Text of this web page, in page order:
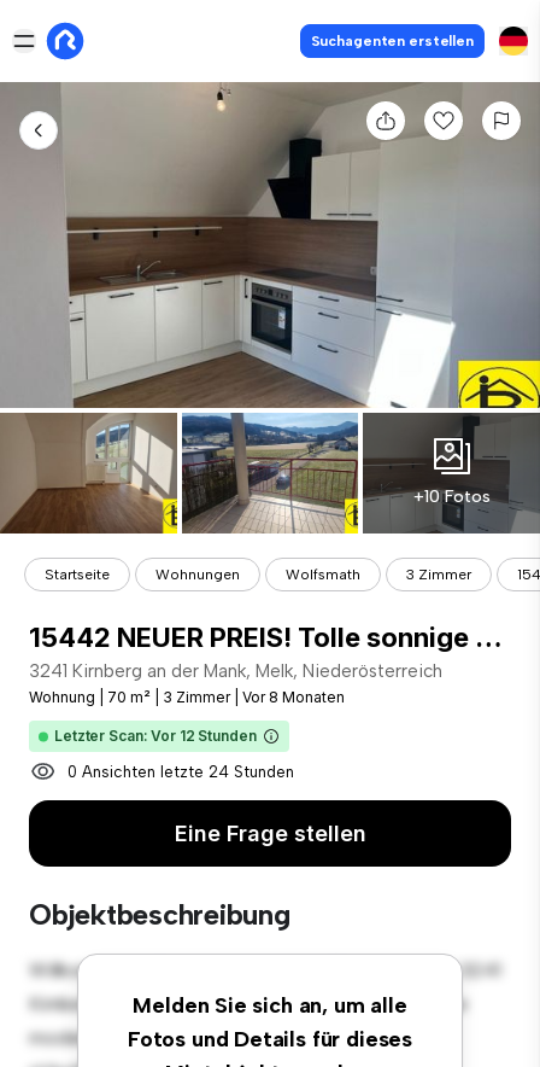
Suchagenten erstellen
+10 Fotos
Startseite Wohnungen Wolfsmath 3 Zimmer
15442 NEUER PREIS! Tolle sonnige Ruhelage! Große Terrasse!
3241 Kirnberg an der Mank, Melk, Niederösterreich
Wohnung 70 m² 3 Zimmer Vor 8 Monaten
Letzter Scan: Vor 12 Stunden
0 Ansichten letzte 24 Stunden
Eine Frage stellen
Objektbeschreibung
Melden Sie sich an, um alle
Fotos und Details für dieses
Willkommen in Ihrem neuen urbanen Rückzugsort in 3241
Kirnberg an der Mank, Melk, Niederösterreich! Diese
moderne 3 Schlafzimmer-Wohnung bietet einen